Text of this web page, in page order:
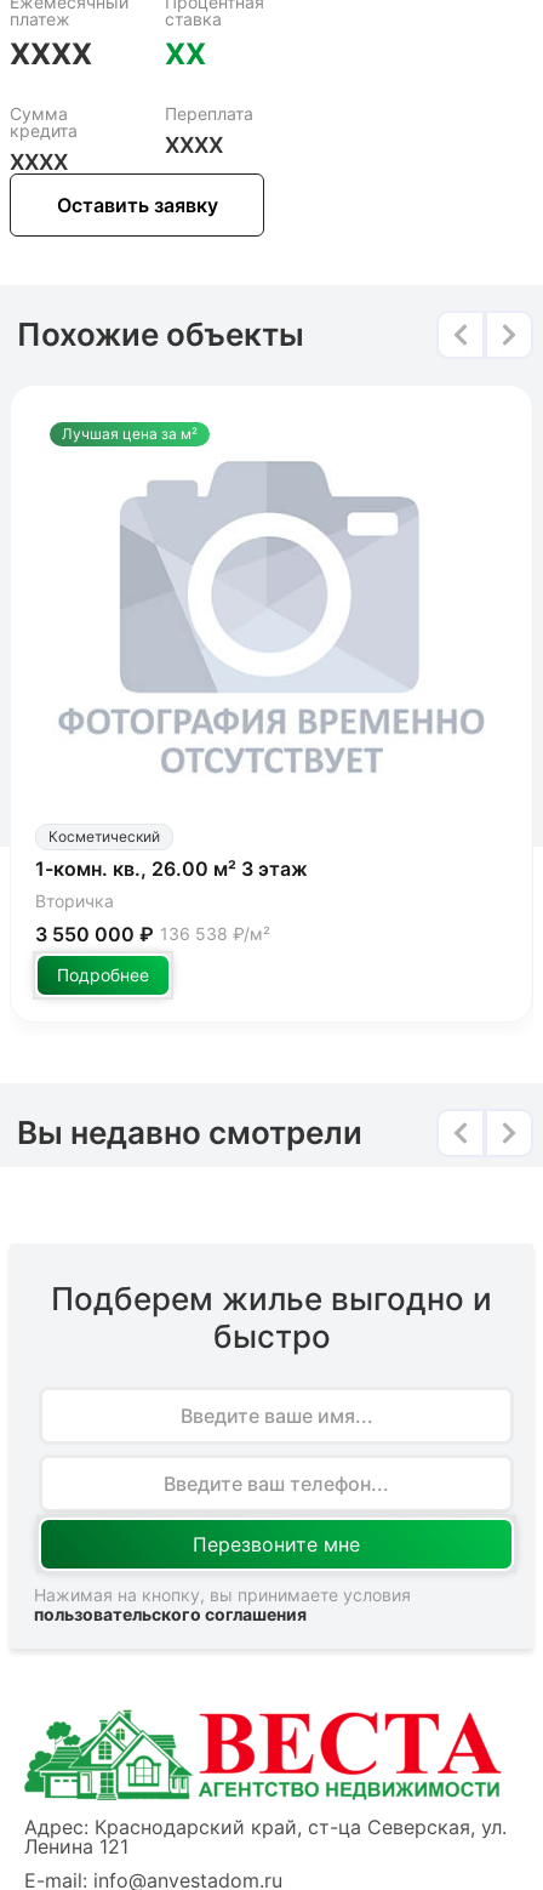
платеж
XXXX
ставка
XX
Сумма
кредита
XXXX
Переплата
XXXX
Оставить заявку
Похожие объекты
Лучшая цена за м²
Косметический
1-комн. кв., 26.00 м² 3 этаж
Вторичка
3 550 000 ₽ 136 538 ₽/м²
Подробнее
Вы недавно смотрели
Подберем жилье выгодно и
быстро
Нажимая на кнопку, вы принимаете условия
пользовательского соглашения
Адрес: Краснодарский край, ст-ца Северская, ул.
Ленина 121
E-mail: info@anvestadom.ru